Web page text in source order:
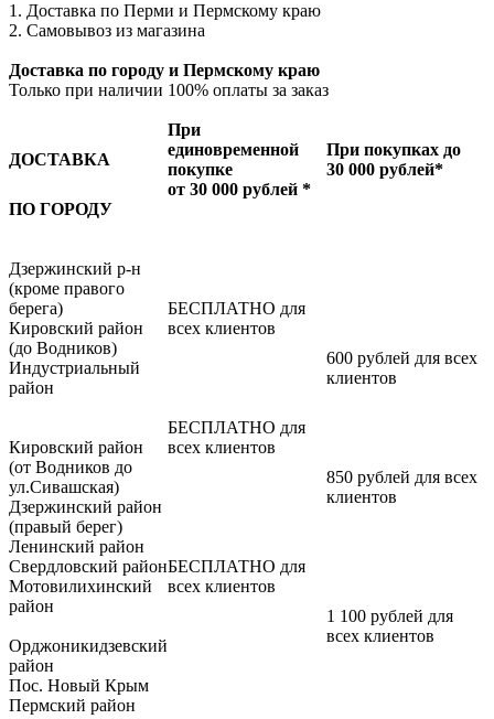
1. Доставка по Перми и Пермскому краю
2. Самовывоз из магазина
Доставка по городу и Пермскому краю
Только при наличии 100% оплаты за заказ
ДОСТАВКА
При
единовременной
покупке
от 30 000 рублей *
При покупках до
30 000 рублей*
ПО ГОРОДУ
Дзержинский р-н
(кроме правого
берега)
Кировский район
(до Водников)
Индустриальный
район
Кировский район
(от Водников до
ул.Сивашская)
Дзержинский район
(правый берег)
Ленинский район
Свердловский район
Мотовилихинский
район
Орджоникидзевский
район
Пос. Новый Крым
Пермский район
БЕСПЛАТНО для
всех клиентов
БЕСПЛАТНО для
всех клиентов
БЕСПЛАТНО для
всех клиентов
600 рублей для всех
клиентов
850 рублей для всех
клиентов
1 100 рублей для
всех клиентов